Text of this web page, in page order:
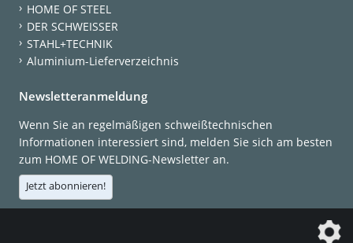
HOME OF STEEL
DER SCHWEISSER
STAHL+TECHNIK
Aluminium-Lieferverzeichnis
Newsletteranmeldung
Wenn Sie an regelmäßigen schweißtechnischen
Informationen interessiert sind, melden Sie sich am besten
zum HOME OF WELDING-Newsletter an.
Jetzt abonnieren!